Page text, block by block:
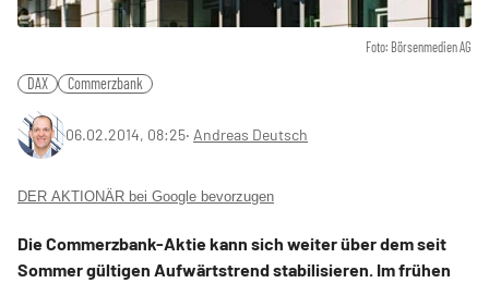
Foto: Börsenmedien AG
DAX Commerzbank
06.02.2014, 08:25‧ Andreas Deutsch
DER AKTIONÄR bei Google bevorzugen
Die Commerzbank-Aktie kann sich weiter über dem seit
Sommer gültigen Aufwärtstrend stabilisieren. Im frühen